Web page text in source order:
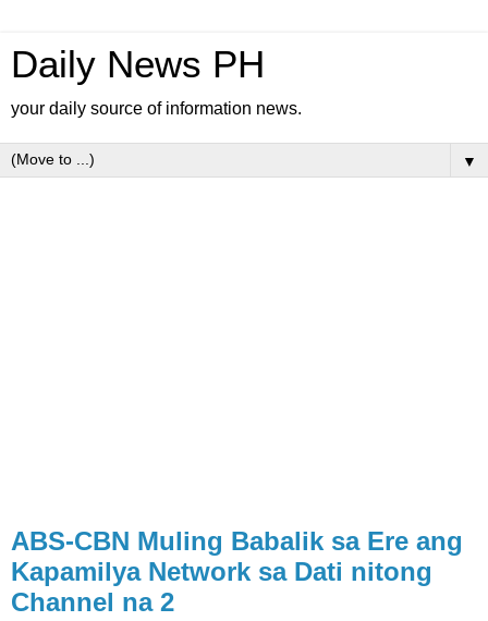
Daily News PH
your daily source of information news.
▼
ABS-CBN Muling Babalik sa Ere ang
Kapamilya Network sa Dati nitong
Channel na 2